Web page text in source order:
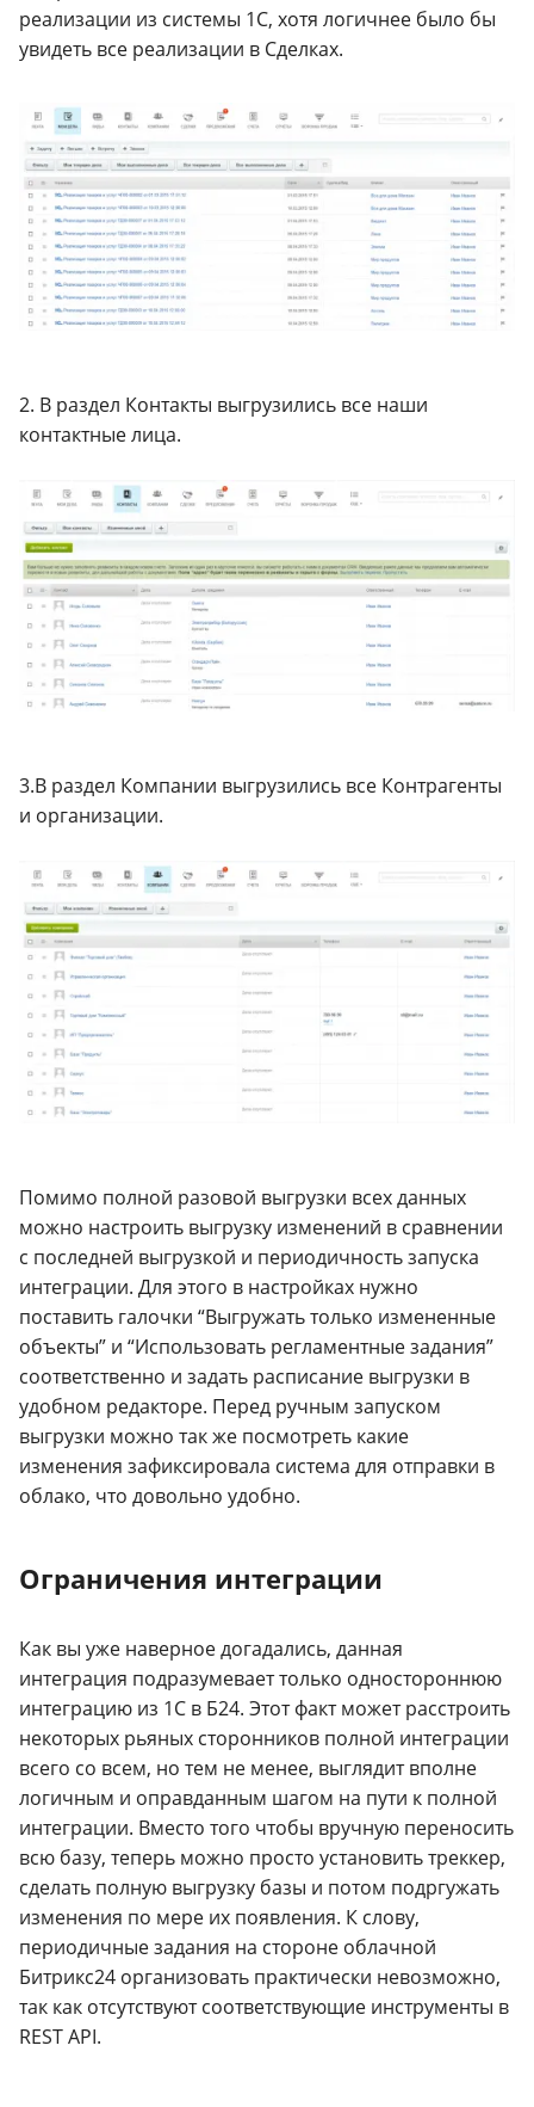
реализации из системы 1С, хотя логичнее было бы
увидеть все реализации в Сделках.
2. В раздел Контакты выгрузились все наши
контактные лица.
3.В раздел Компании выгрузились все Контрагенты
и организации.
Помимо полной разовой выгрузки всех данных
можно настроить выгрузку изменений в сравнении
с последней выгрузкой и периодичность запуска
интеграции. Для этого в настройках нужно
поставить галочки “Выгружать только измененные
объекты” и “Использовать регламентные задания”
соответственно и задать расписание выгрузки в
удобном редакторе. Перед ручным запуском
выгрузки можно так же посмотреть какие
изменения зафиксировала система для отправки в
облако, что довольно удобно.
Ограничения интеграции
Как вы уже наверное догадались, данная
интеграция подразумевает только одностороннюю
интеграцию из 1С в Б24. Этот факт может расстроить
некоторых рьяных сторонников полной интеграции
всего со всем, но тем не менее, выглядит вполне
логичным и оправданным шагом на пути к полной
интеграции. Вместо того чтобы вручную переносить
всю базу, теперь можно просто установить треккер,
сделать полную выгрузку базы и потом подргужать
изменения по мере их появления. К слову,
периодичные задания на стороне облачной
Битрикс24 организовать практически невозможно,
так как отсутствуют соответствующие инструменты в
REST API.